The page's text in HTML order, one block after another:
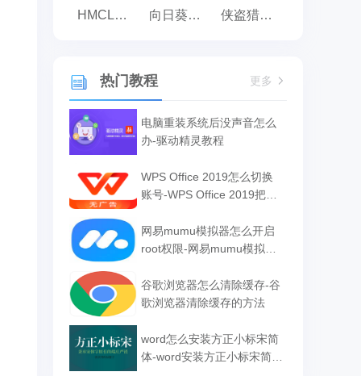
HMCL启动器 向日葵远程控制 侠盗猎车手:罪恶都市之侠盗无双
热门教程 更多
电脑重装系统后没声音怎么
办-驱动精灵教程
WPS Office 2019怎么切换
账号-WPS Office 2019把切
网易mumu模拟器怎么开启
root权限-网易mumu模拟器
谷歌浏览器怎么清除缓存-谷
歌浏览器清除缓存的方法
word怎么安装方正小标宋简
体-word安装方正小标宋简体